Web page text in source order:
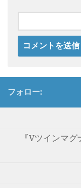
フォロー:
『Vツインマ